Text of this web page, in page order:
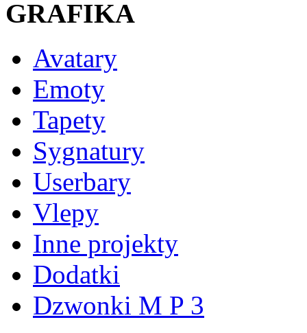
GRAFIKA
Avatary
Emoty
Tapety
Sygnatury
Userbary
Vlepy
Inne projekty
Dodatki
Dzwonki M P 3